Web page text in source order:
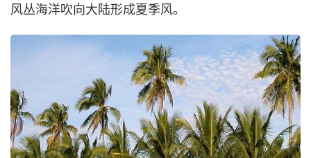
风丛海洋吹向大陆形成夏季风。